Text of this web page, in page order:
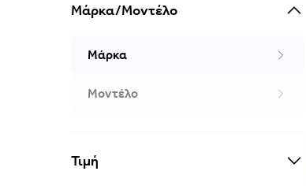
Μάρκα/Μοντέλο
Μάρκα
Μοντέλο
Τιμή